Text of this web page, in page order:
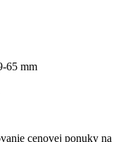
65 mm
cenovej ponuky na